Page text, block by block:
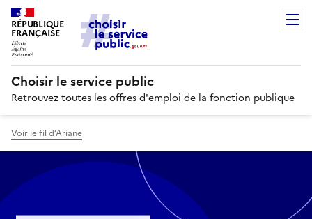
RÉPUBLIQUE
FRANÇAISE
Choisir le service public
Retrouvez toutes les offres d'emploi de la fonction publique
Voir le fil d’Ariane